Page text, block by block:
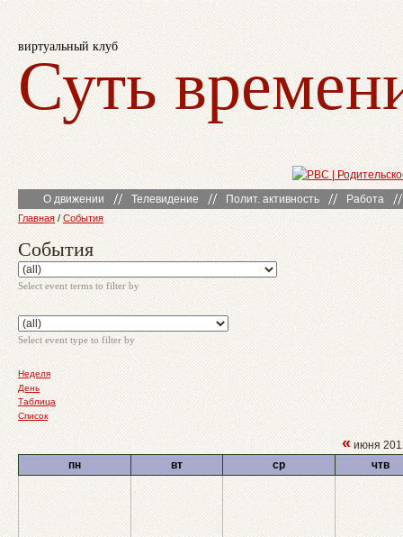
виртуальный клуб
Суть
О движении Телевидение Полит. активность Работа
Главная / События
События
Select event terms to filter by
Select event type to filter by
Неделя
День
Таблица
Список
« июня
пн
вт ср чтв